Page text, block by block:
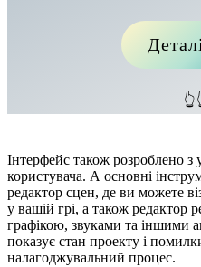
Інтерфейс також розроблено з
користувача. А основні
редактор сцен, де ви можете
у вашій грі, а також редактор
графікою, звуками та іншими
показує стан проекту і
налагоджувальний процес.